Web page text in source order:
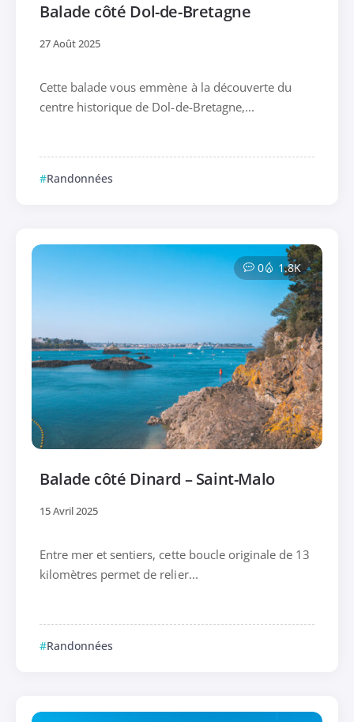
Balade côté Dol-de-Bretagne
27 Août 2025
Cette balade vous emmène à la découverte du
centre historique de Dol-de-Bretagne,...
Randonnées
0 1.8K
Balade côté Dinard – Saint-Malo
15 Avril 2025
Entre mer et sentiers, cette boucle originale de 13
kilomètres permet de relier...
Randonnées